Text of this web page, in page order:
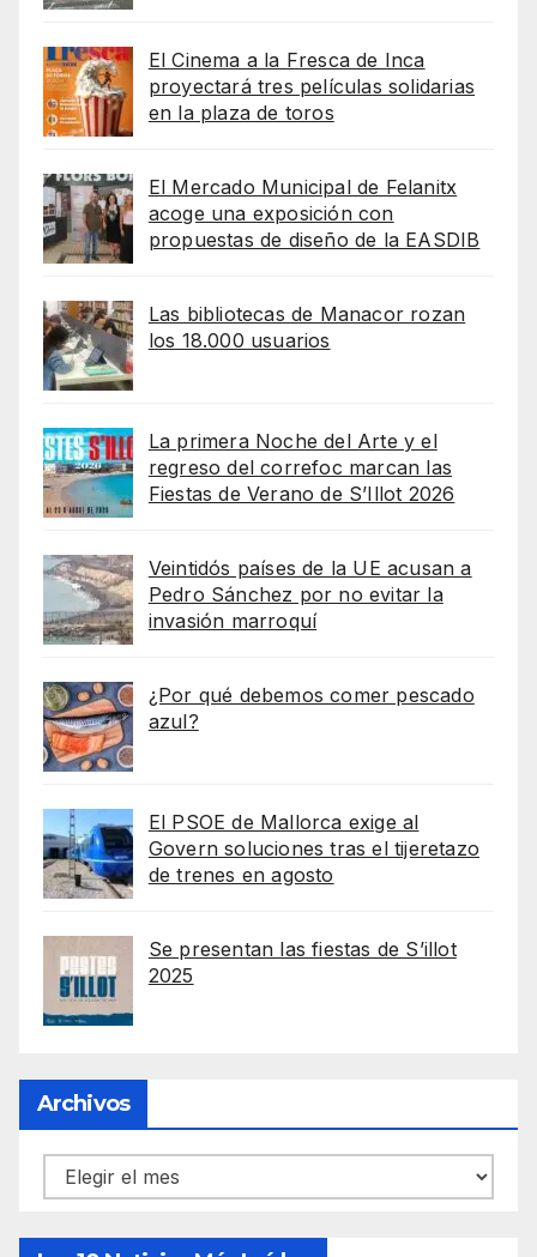
El Cinema a la Fresca de Inca
proyectará tres películas solidarias
en la plaza de toros
El Mercado Municipal de Felanitx
acoge una exposición con
propuestas de diseño de la EASDIB
Las bibliotecas de Manacor rozan
los 18.000 usuarios
La primera Noche del Arte y el
regreso del correfoc marcan las
Fiestas de Verano de S’Illot 2026
Veintidós países de la UE acusan a
Pedro Sánchez por no evitar la
invasión marroquí
¿Por qué debemos comer pescado
azul?
El PSOE de Mallorca exige al
Govern soluciones tras el tijeretazo
de trenes en agosto
Se presentan las fiestas de S’illot
2025
Archivos
Archivos